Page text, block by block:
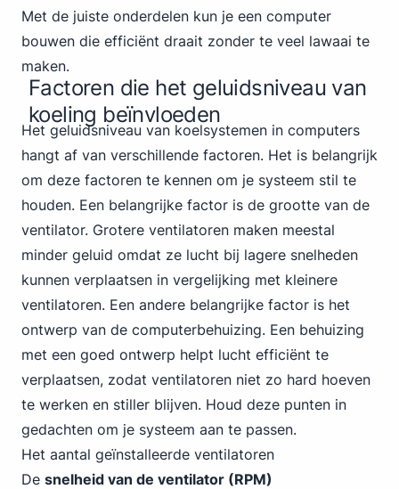
Met de juiste onderdelen kun je een computer
bouwen die efficiënt draait zonder te veel lawaai te
maken.
Factoren die het geluidsniveau van
koeling beïnvloeden
Het geluidsniveau van koelsystemen in computers
hangt af van verschillende factoren. Het is belangrijk
om deze factoren te kennen om je systeem stil te
houden. Een belangrijke factor is de grootte van de
ventilator. Grotere ventilatoren maken meestal
minder geluid omdat ze lucht bij lagere snelheden
kunnen verplaatsen in vergelijking met kleinere
ventilatoren. Een andere belangrijke factor is het
ontwerp van de computerbehuizing. Een behuizing
met een goed ontwerp helpt lucht efficiënt te
verplaatsen, zodat ventilatoren niet zo hard hoeven
te werken en stiller blijven. Houd deze punten in
gedachten om je systeem aan te passen.
Het aantal geïnstalleerde ventilatoren
De snelheid van de ventilator (RPM)